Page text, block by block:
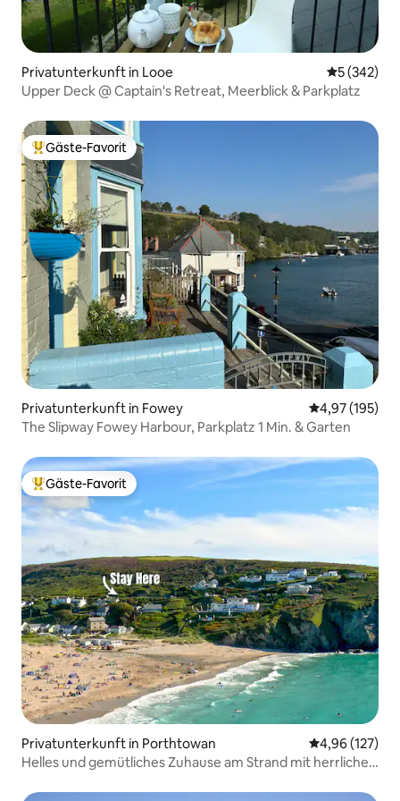
Privatunterkunft in Looe
5 (342)
Upper Deck @ Captain's Retreat, Meerblick & Parkplatz
Beliebter Gäste-Favorit.
Gäste-Favorit
Privatunterkunft in Fowey
4,97 (195)
The Slipway Fowey Harbour, Parkplatz 1 Min. & Garten
Beliebter Gäste-Favorit.
Gäste-Favorit
Privatunterkunft in Porthtowan
4,96 (127)
Helles und gemütliches Zuhause am Strand mit herrlicher